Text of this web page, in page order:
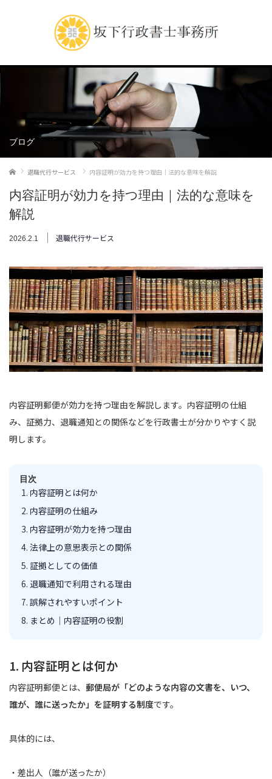
ブログ
ホーム 退職代行サービス 内容証明が効力を持つ理由｜法的な意味を解説
内容証明が効力を持つ理由｜法的な意味を
解説
2026.2.1 退職代行サービス
内容証明郵便が効力を持つ理由を解説します。内容証明の仕組
み、証拠力、退職通知との関係などを行政書士が分かりやすく説
明します。
目次
内容証明とは何か
内容証明の仕組み
内容証明が効力を持つ理由
法律上の意思表示との関係
証拠としての価値
退職通知で利用される理由
誤解されやすいポイント
まとめ｜内容証明の役割
1. 内容証明とは何か
内容証明郵便とは、 郵便局が「どのような内容の文書を、いつ、
誰が、誰に送ったか」を証明する制度です。
具体的には、
・差出人（誰が送ったか）